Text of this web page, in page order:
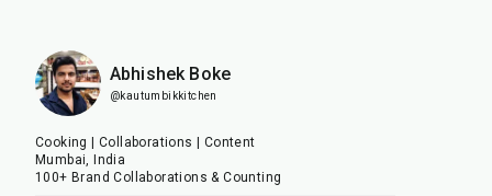
Abhishek Boke
@kautumbikkitchen
Cooking | Collaborations | Content
Mumbai, India
100+ Brand Collaborations & Counting